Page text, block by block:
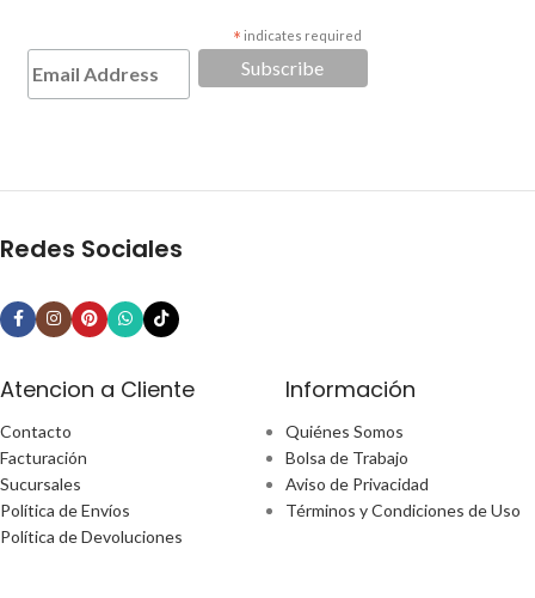
* indicates required
Redes Sociales
Atencion a Cliente
Contacto
Facturación
Sucursales
Política de Envíos
Política de Devoluciones
Información
Quiénes Somos
Bolsa de Trabajo
Aviso de Privacidad
Términos y Condiciones de Uso